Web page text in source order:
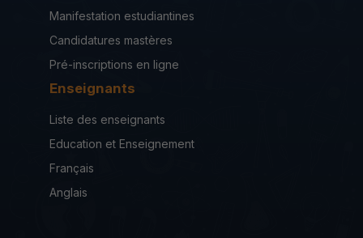
Manifestation estudiantines
Candidatures mastères
Pré-inscriptions en ligne
Enseignants
Liste des enseignants
Education et Enseignement
Français
Anglais